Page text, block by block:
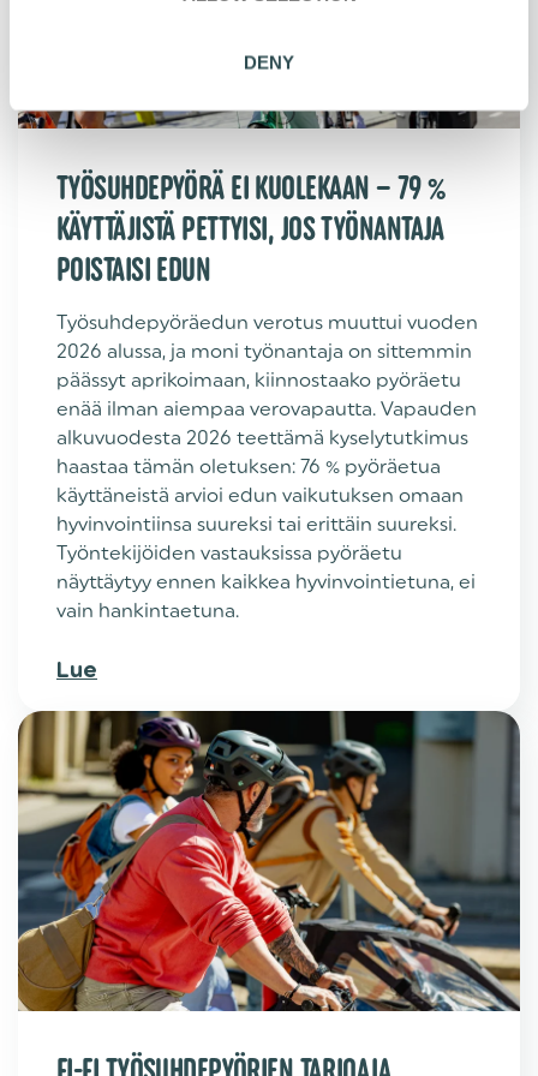
DENY
TYÖSUHDEPYÖRÄ EI KUOLEKAAN – 79 %
KÄYTTÄJISTÄ PETTYISI, JOS TYÖNANTAJA
POISTAISI EDUN
Työsuhdepyöräedun verotus muuttui vuoden
2026 alussa, ja moni työnantaja on sittemmin
päässyt aprikoimaan, kiinnostaako pyöräetu
enää ilman aiempaa verovapautta. Vapauden
alkuvuodesta 2026 teettämä kyselytutkimus
haastaa tämän oletuksen: 76 % pyöräetua
käyttäneistä arvioi edun vaikutuksen omaan
hyvinvointiinsa suureksi tai erittäin suureksi.
Työntekijöiden vastauksissa pyöräetu
näyttäytyy ennen kaikkea hyvinvointietuna, ei
vain hankintaetuna.
Lue